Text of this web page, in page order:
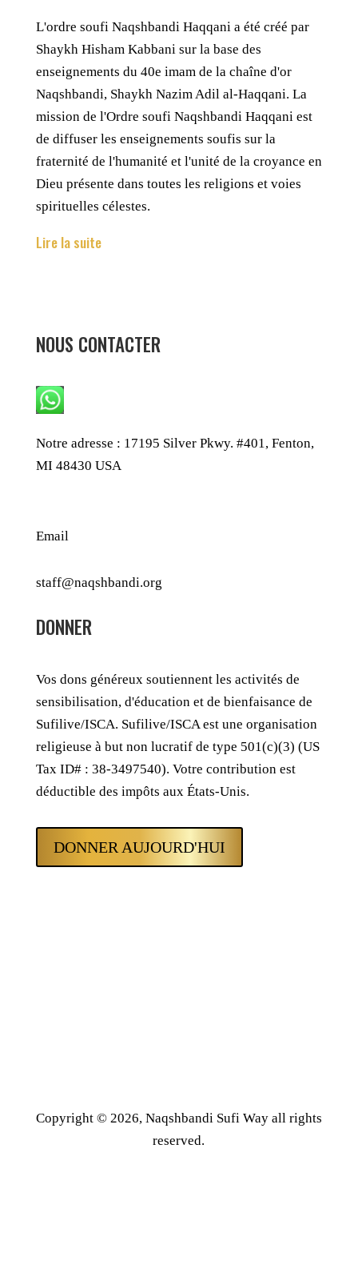
L'ordre soufi Naqshbandi Haqqani a été créé par
Shaykh Hisham Kabbani sur la base des
enseignements du 40e imam de la chaîne d'or
Naqshbandi, Shaykh Nazim Adil al-Haqqani. La
mission de l'Ordre soufi Naqshbandi Haqqani est
de diffuser les enseignements soufis sur la
fraternité de l'humanité et l'unité de la croyance en
Dieu présente dans toutes les religions et voies
spirituelles célestes.
Lire la suite
NOUS CONTACTER
Notre adresse : 17195 Silver Pkwy. #401, Fenton,
MI 48430 USA
Email
staff@naqshbandi.org
DONNER
Vos dons généreux soutiennent les activités de
sensibilisation, d'éducation et de bienfaisance de
Sufilive/ISCA. Sufilive/ISCA est une organisation
religieuse à but non lucratif de type 501(c)(3) (US
Tax ID# : 38-3497540). Votre contribution est
déductible des impôts aux États-Unis.
DONNER AUJOURD'HUI
Copyright © 2026, Naqshbandi Sufi Way all rights
reserved.